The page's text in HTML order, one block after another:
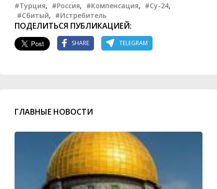
#Турция, #Россия, #Компенсация, #Су-24,
#Сбитый, #Истребитель
ПОДЕЛИТЬСЯ ПУБЛИКАЦИЕЙ:
SHARE TELEGRAM
ГЛАВНЫЕ НОВОСТИ